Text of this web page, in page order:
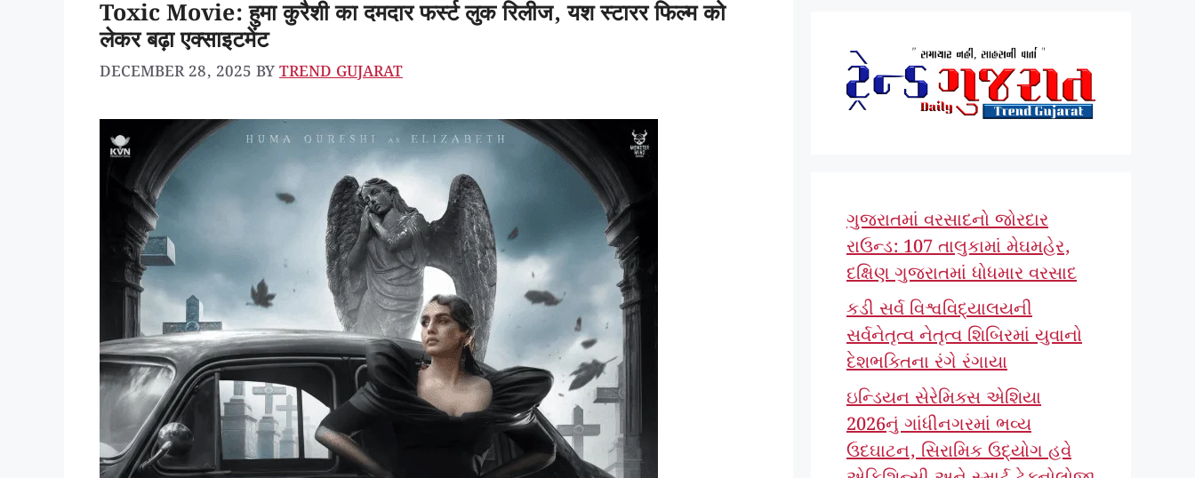
Toxic Movie: हुमा कुरैशी का दमदार फर्स्ट लुक रिलीज, यश स्टारर फिल्म को
लेकर बढ़ा एक्साइटमेंट
DECEMBER 28, 2025 BY TREND GUJARAT
ગુજરાતમાં વરસાદનો જોરદાર
રાઉન્ડ: 107 તાલુકામાં મેઘમહેર,
દક્ષિણ ગુજરાતમાં ધોધમાર વરસાદ
કડી સર્વ વિશ્વવિદ્યાલયની
સર્વનેતૃત્વ નેતૃત્વ શિબિરમાં યુવાનો
દેશભક્તિના રંગે રંગાયા
ઇન્ડિયન સેરેમિક્સ એશિયા
2026નું ગાંધીનગરમાં ભવ્ય
ઉદઘાટન, સિરામિક ઉદ્યોગ હવે